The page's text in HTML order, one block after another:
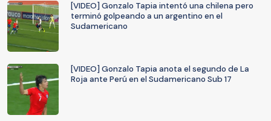
[VIDEO] Gonzalo Tapia intentó una chilena pero
terminó golpeando a un argentino en el
Sudamericano
[VIDEO] Gonzalo Tapia anota el segundo de La
Roja ante Perú en el Sudamericano Sub 17